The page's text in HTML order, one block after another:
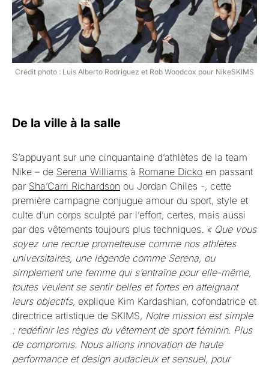
Crédit photo : Luis Alberto Rodriguez et Rob Woodcox pour NikeSKIMS
De la ville à la salle
S’appuyant sur une cinquantaine d’athlètes de la team
Nike – de Serena Williams à Romane Dicko en passant
par Sha’Carri Richardson ou Jordan Chiles -, cette
première campagne conjugue amour du sport, style et
culte d’un corps sculpté par l’effort, certes, mais aussi
par des vêtements toujours plus techniques. « Que vous
soyez une recrue prometteuse comme nos athlètes
universitaires, une légende comme Serena, ou
simplement une femme qui s’entraîne pour elle-même,
toutes veulent se sentir belles et fortes en atteignant
leurs objectifs, explique Kim Kardashian, cofondatrice et
directrice artistique de SKIMS, Notre mission est simple
: redéfinir les règles du vêtement de sport féminin. Plus
de compromis. Nous allions innovation de haute
performance et design audacieux et sensuel, pour